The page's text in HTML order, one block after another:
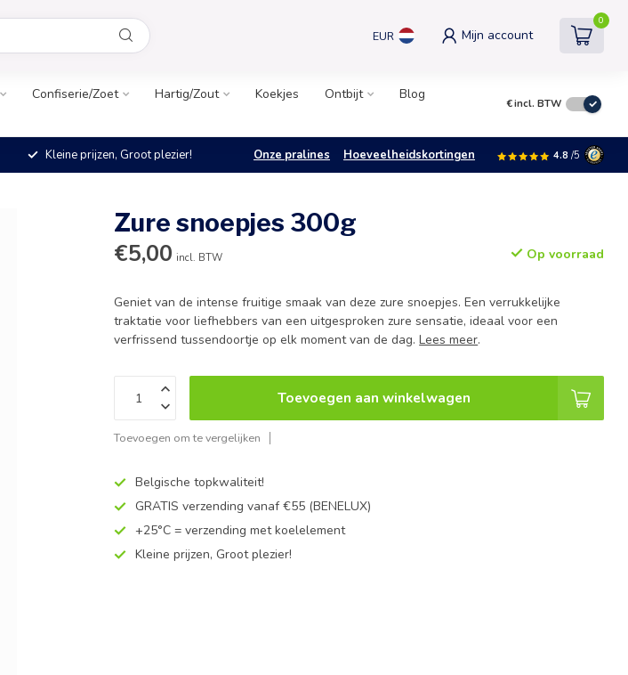
EUR Mijn account
0
Confiserie/Zoet Hartig/Zout Koekjes Ontbijt
Blog
€incl. BTW
Kleine prijzen, Groot plezier! Onze pralines Hoeveelheidskortingen 4.8 /5
Zure snoepjes 300g
€5,00 incl. BTW Op voorraad
Geniet van de intense fruitige smaak van deze zure snoepjes. Een verrukkelijke
traktatie voor liefhebbers van een uitgesproken zure sensatie, ideaal voor een
verfrissend tussendoortje op elk moment van de dag.Lees meer.
Toevoegen aan winkelwagen
Toevoegen om te vergelijken
Belgische topkwaliteit!
GRATIS verzending vanaf €55 (BENELUX)
+25°C = verzending met koelelement
Kleine prijzen, Groot plezier!